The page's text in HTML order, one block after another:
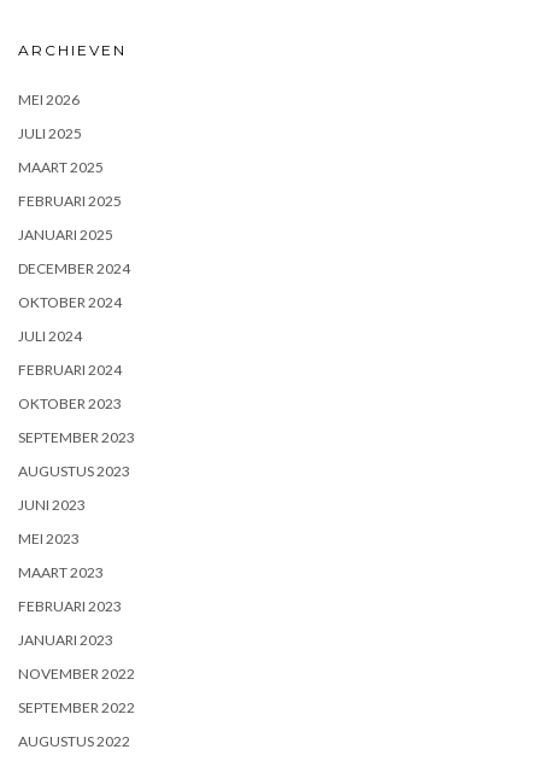
ARCHIEVEN
MEI 2026
JULI 2025
MAART 2025
FEBRUARI 2025
JANUARI 2025
DECEMBER 2024
OKTOBER 2024
JULI 2024
FEBRUARI 2024
OKTOBER 2023
SEPTEMBER 2023
AUGUSTUS 2023
JUNI 2023
MEI 2023
MAART 2023
FEBRUARI 2023
JANUARI 2023
NOVEMBER 2022
SEPTEMBER 2022
AUGUSTUS 2022